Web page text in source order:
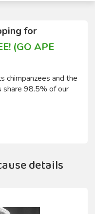
for
(GO APE
chimpanzees and the
share 98.5% of our
details